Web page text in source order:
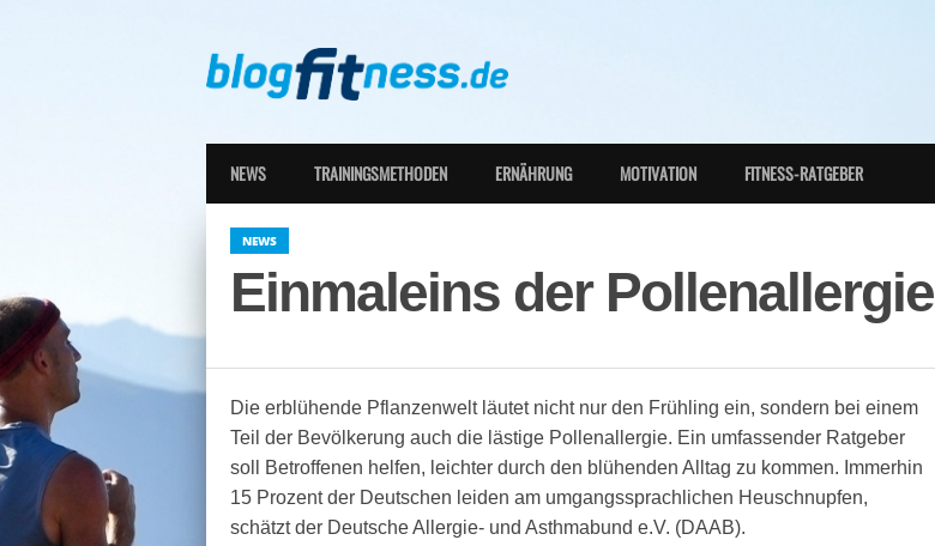
NEWS TRAININGSMETHODEN ERNÄHRUNG MOTIVATION FITNESS-RATGEBER
NEWS
Einmaleins der Pollenallergie
Die erblühende Pflanzenwelt läutet nicht nur den Frühling ein, sondern bei einem
Teil der Bevölkerung auch die lästige Pollenallergie. Ein umfassender Ratgeber
soll Betroffenen helfen, leichter durch den blühenden Alltag zu kommen. Immerhin
15 Prozent der Deutschen leiden am umgangssprachlichen Heuschnupfen,
schätzt der Deutsche Allergie- und Asthmabund e.V. (DAAB).